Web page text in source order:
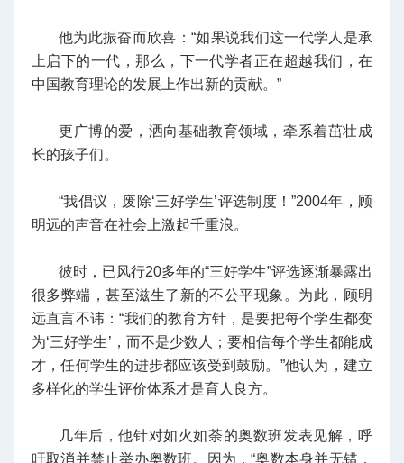
他为此振奋而欣喜：“如果说我们这一代学人是承
上启下的一代，那么，下一代学者正在超越我们，在
中国教育理论的发展上作出新的贡献。”
更广博的爱，洒向基础教育领域，牵系着茁壮成
长的孩子们。
“我倡议，废除‘三好学生’评选制度！”2004年，顾
明远的声音在社会上激起千重浪。
彼时，已风行20多年的“三好学生”评选逐渐暴露出
很多弊端，甚至滋生了新的不公平现象。为此，顾明
远直言不讳：“我们的教育方针，是要把每个学生都变
为‘三好学生’，而不是少数人；要相信每个学生都能成
才，任何学生的进步都应该受到鼓励。”他认为，建立
多样化的学生评价体系才是育人良方。
几年后，他针对如火如荼的奥数班发表见解，呼
吁取消并禁止举办奥数班。因为，“奥数本身并无错，